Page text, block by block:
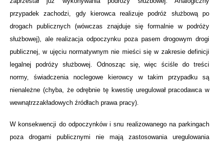
przypadek zachodzi, gdy kierowca realizuje podróż służbową po
drogach publicznych (wówczas znajduje się formalnie w podróży
służbowej), ale realizacja odpoczynku poza pasem drogowym drogi
publicznej, w ujęciu normatywnym nie mieści się w zakresie definicji
legalnej podróży służbowej. Odnosząc się, więc ściśle do treści
normy, świadczenia noclegowe kierowcy w takim przypadku są
nienależne (chyba, że odrębnie tę kwestię uregulował pracodawca w
wewnątrzzakładowych źródłach prawa pracy).
W konsekwencji do odpoczynków i snu realizowanego na parkingach
poza drogami publicznymi nie mają zastosowania uregulowania